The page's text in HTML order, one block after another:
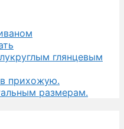
глянцевым
прихожую.
размерам.